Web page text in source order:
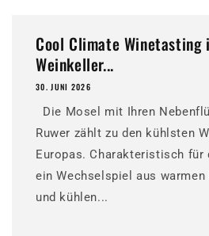
Cool Climate
Weinkeller...
30. JUNI 2026
Die Mosel mit Ihren
Ruwer zählt zu den kühlsten
Europas. Charakteristisch
ein Wechselspiel aus warmen
und kühlen...